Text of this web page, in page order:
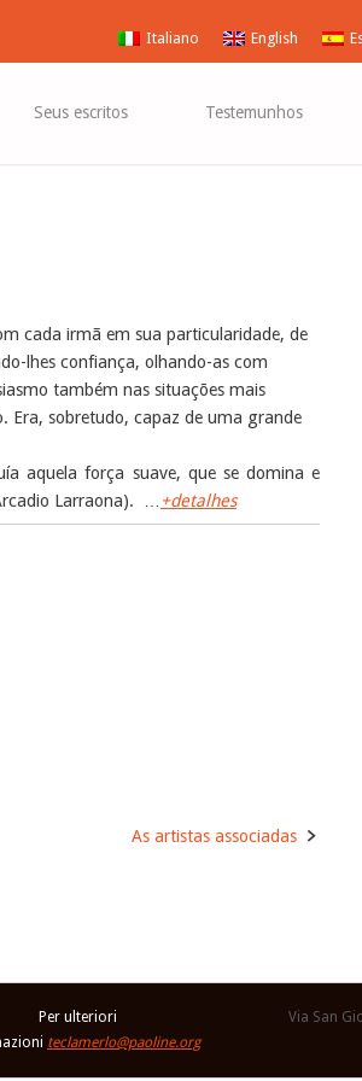
Italiano English
Seus escritos Testemunhos
cada irmã em sua particularidade, de
lhes confiança, olhando-as com
também nas situações mais
Era, sobretudo, capaz de uma grande
aquela força suave, que se domina e
Larraona). …
+detalhes
As artistas associadas
Per ulteriori
teclamerlo@paoline.org
Via San